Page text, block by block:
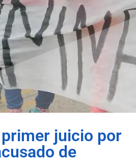
juicio por
de